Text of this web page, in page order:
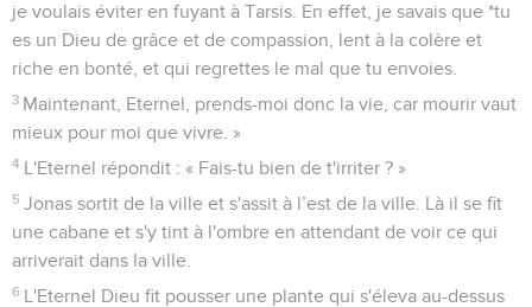
je voulais éviter en fuyant à Tarsis. En effet, je savais que *tu
es un Dieu de grâce et de compassion, lent à la colère et
riche en bonté, et qui regrettes le mal que tu envoies.
3 Maintenant, Eternel, prends-moi donc la vie, car mourir vaut
mieux pour moi que vivre. »
4 L'Eternel répondit : « Fais-tu bien de t'irriter ? »
5 Jonas sortit de la ville et s'assit à l’est de la ville. Là il se fit
une cabane et s'y tint à l'ombre en attendant de voir ce qui
arriverait dans la ville.
6 L'Eternel Dieu fit pousser une plante qui s'éleva au-dessus